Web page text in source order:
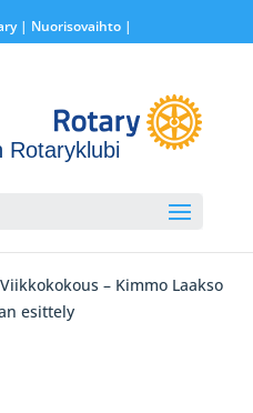
| Nuorisovaihto|
Rotaryklubi
– Kimmo Laakso
esittely